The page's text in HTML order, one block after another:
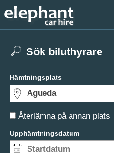
Återlämna på annan plats
Sök biluthyrare
Hämtningsplats
Upphämtningsdatum